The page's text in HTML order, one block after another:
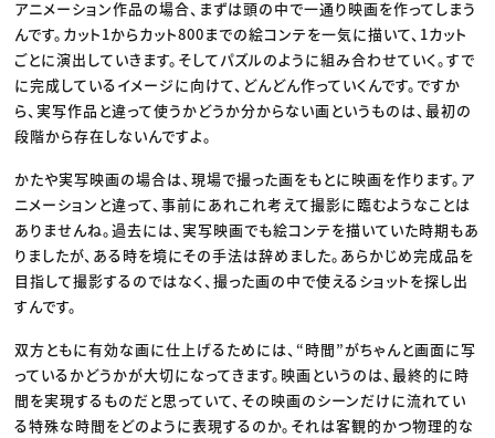
アニメーション作品の場合、まずは頭の中で一通り映画を作ってしまう
んです。カット1からカット800までの絵コンテを一気に描いて、1カット
ごとに演出していきます。そしてパズルのように組み合わせていく。すで
に完成しているイメージに向けて、どんどん作っていくんです。ですか
ら、実写作品と違って使うかどうか分からない画というものは、最初の
段階から存在しないんですよ。
かたや実写映画の場合は、現場で撮った画をもとに映画を作ります。ア
ニメーションと違って、事前にあれこれ考えて撮影に臨むようなことは
ありませんね。過去には、実写映画でも絵コンテを描いていた時期もあ
りましたが、ある時を境にその手法は辞めました。あらかじめ完成品を
目指して撮影するのではなく、撮った画の中で使えるショットを探し出
すんです。
双方ともに有効な画に仕上げるためには、“時間”がちゃんと画面に写
っているかどうかが大切になってきます。映画というのは、最終的に時
間を実現するものだと思っていて、その映画のシーンだけに流れてい
る特殊な時間をどのように表現するのか。それは客観的かつ物理的な